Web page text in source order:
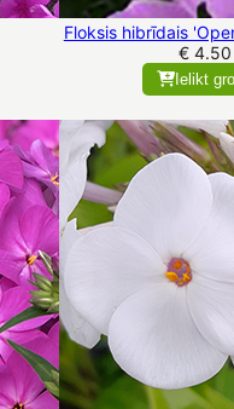
Floksis hibrīdais
€ 4.50
Ielikt